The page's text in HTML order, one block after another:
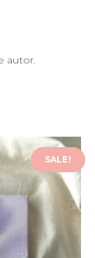
autor.
SALE!